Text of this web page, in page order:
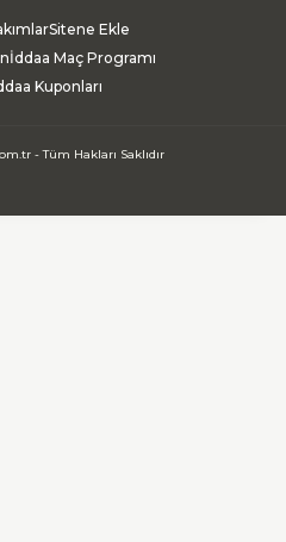
Sitene Ekle
İddaa Maç Programı
Kuponları
- Tüm Hakları Saklıdır